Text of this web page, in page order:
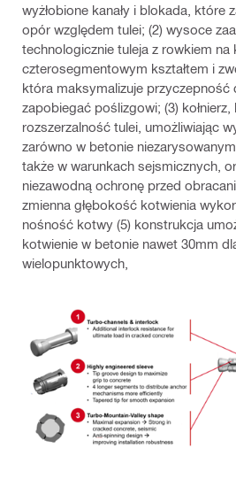
wyżłobione kanały i blokada, które
opór względem tulei; (2) wysoce
technologicznie tuleja z rowkiem na
czterosegmentowym kształtem i
która maksymalizuje
zapobiegać poślizgowi; (3)
rozszerzalność tulei, umożliwiając
zarówno w betonie
także w warunkach sejsmicznych,
niezawodną ochronę przed
zmienna głębokość kotwienia
nośność kotwy (5) konstrukcja
kotwienie w betonie nawet 30mm
wielopunktowych,